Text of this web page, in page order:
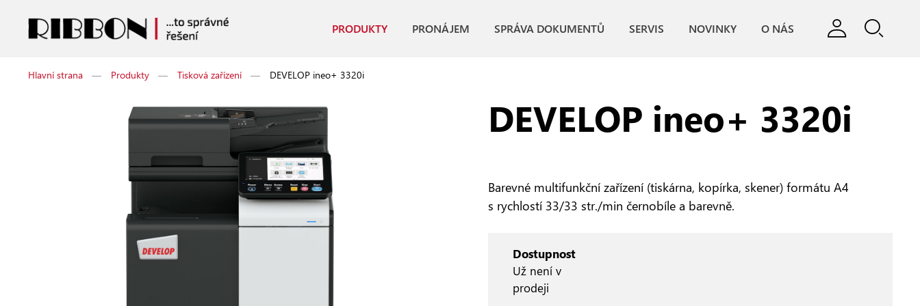
PRODUKTY PRONÁJEM SPRÁVA DOKUMENTŮ SERVIS NOVINKY O NÁS
Hlavní strana — Produkty — Tisková zařízení — DEVELOP ineo+ 3320i
DEVELOP ineo+ 3320i
Barevné multifunkční zařízení (tiskárna, kopírka, skener) formátu A4
s rychlostí 33/33 str./min černobíle a barevně.
Dostupnost
Už není v
prodeji